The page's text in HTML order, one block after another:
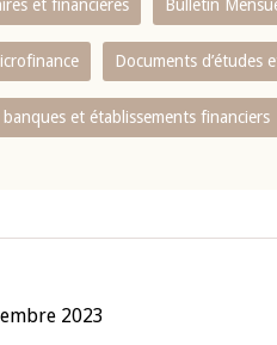
et financières Bulletin
Documents d’études
et établissements financiers
2023